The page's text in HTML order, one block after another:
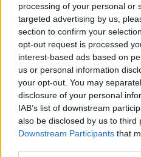
processing of your personal or
targeted advertising by us,
section to confirm your
opt-out request is processed
interest-based ads based on
us or personal information
your opt-out. You may
disclosure of your personal
IAB’s list of downstream
also be disclosed by us to third
Downstream Participants that
Naisen
skorpionia –
laukkusi sisältö